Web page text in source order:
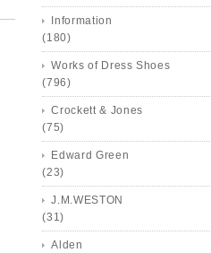
Information
(180)
Works of Dress Shoes
(796)
Crockett & Jones
(75)
Edward Green
(23)
J.M.WESTON
(31)
Alden